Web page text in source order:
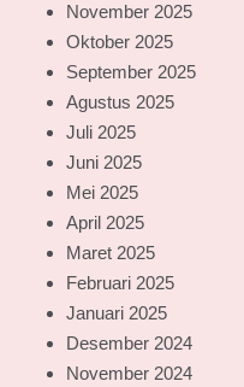
November 2025
Oktober 2025
September 2025
Agustus 2025
Juli 2025
Juni 2025
Mei 2025
April 2025
Maret 2025
Februari 2025
Januari 2025
Desember 2024
November 2024